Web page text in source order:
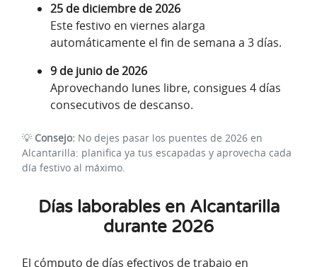
25 de diciembre de 2026
Este festivo en viernes alarga
automáticamente el fin de semana a 3 días.
9 de junio de 2026
Aprovechando lunes libre, consigues 4 días
consecutivos de descanso.
💡 Consejo: No dejes pasar los puentes de 2026 en
Alcantarilla: planifica ya tus escapadas y aprovecha cada
día festivo al máximo.
Días laborables en Alcantarilla
durante 2026
El cómputo de días efectivos de trabajo en